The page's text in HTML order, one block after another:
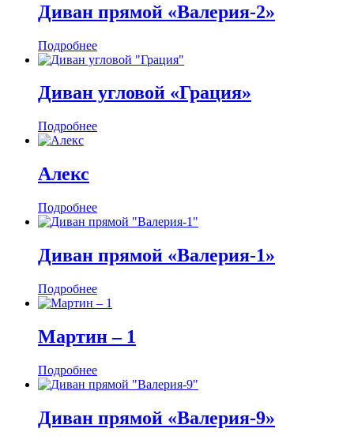
Диван прямой «Валерия-2»
Подробнее
Диван угловой «Грация»
Подробнее
Алекс
Подробнее
Диван прямой «Валерия-1»
Подробнее
Мартин ‒ 1
Подробнее
Диван прямой «Валерия-9»